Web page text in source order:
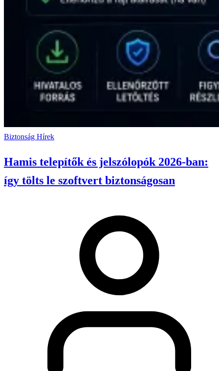
Biztonság Hírek
Hamis telepítők és jelszólopók 2026-ban:
így tölts le szoftvert biztonságosan